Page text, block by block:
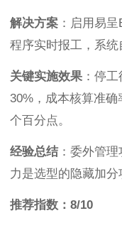
解决方案 ：启用易
程序实时报工，系统
关键实施效果 ：停
30%，成本核算准
个百分点。
经验总结：委外管理
力是选型的隐藏加分
推荐指数：8/10